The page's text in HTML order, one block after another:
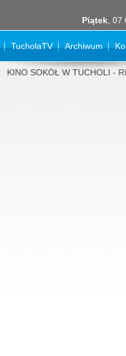
Piątek ,
TucholaTV Archiwum
KINO SOKÓŁ W TUCHOLI -